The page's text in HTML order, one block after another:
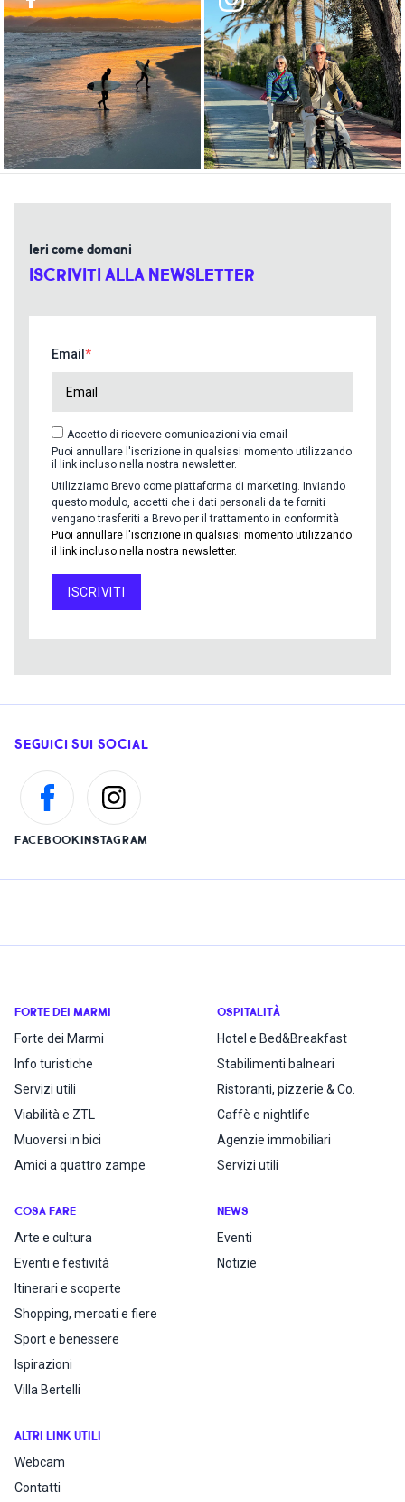
Ieri come domani
ISCRIVITI ALLA NEWSLETTER
Email
Accetto di ricevere comunicazioni via email
Puoi annullare l'iscrizione in qualsiasi momento utilizzando
il link incluso nella nostra newsletter.
Utilizziamo Brevo come piattaforma di marketing. Inviando
questo modulo, accetti che i dati personali da te forniti
vengano trasferiti a Brevo per il trattamento in conformità
Puoi annullare l'iscrizione in qualsiasi momento utilizzando
il link incluso nella nostra newsletter.
ISCRIVITI
SEGUICI SUI SOCIAL
FACEBOOKINSTAGRAM
FORTE DEI MARMI
Forte dei Marmi
Info turistiche
Servizi utili
Viabilità e ZTL
Muoversi in bici
Amici a quattro zampe
OSPITALITÀ
Hotel e Bed&Breakfast
Stabilimenti balneari
Ristoranti, pizzerie & Co.
Caffè e nightlife
Agenzie immobiliari
Servizi utili
COSA FARE
Arte e cultura
Eventi e festività
Itinerari e scoperte
Shopping, mercati e fiere
Sport e benessere
Ispirazioni
Villa Bertelli
NEWS
Eventi
Notizie
ALTRI LINK UTILI
Webcam
Contatti